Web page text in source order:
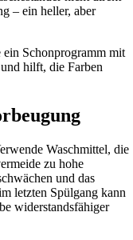
– ein heller, aber
Schonprogramm mit
hilft, die Farben
Waschmittel, die
zu hohe
und das
letzten Spülgang kann
widerstandsfähiger